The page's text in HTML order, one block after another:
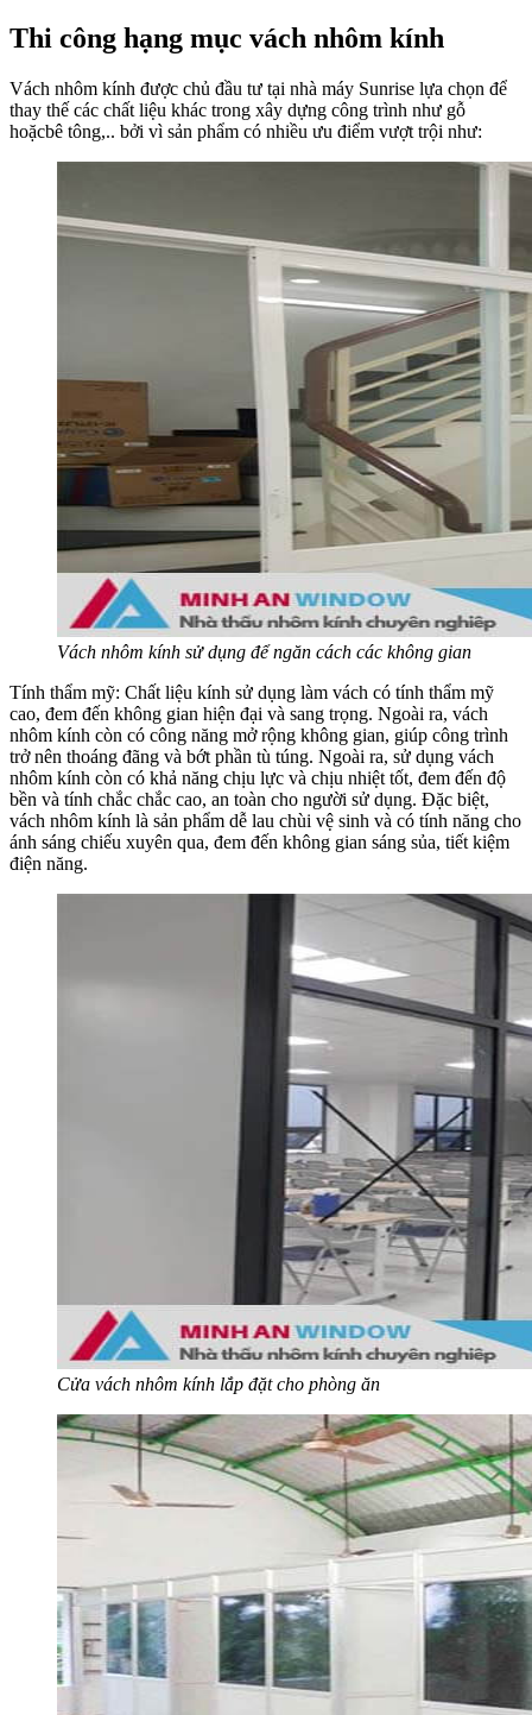
Thi công hạng mục vách nhôm kính
Vách nhôm kính được chủ đầu tư tại nhà máy Sunrise lựa chọn để
thay thế các chất liệu khác trong xây dựng công trình như gỗ
hoặcbê tông,.. bởi vì sản phẩm có nhiều ưu điểm vượt trội như:
Vách nhôm kính sử dụng để ngăn cách các không gian
Tính thẩm mỹ: Chất liệu kính sử dụng làm vách có tính thẩm mỹ
cao, đem đến không gian hiện đại và sang trọng. Ngoài ra, vách
nhôm kính còn có công năng mở rộng không gian, giúp công trình
trở nên thoáng đãng và bớt phần tù túng. Ngoài ra, sử dụng vách
nhôm kính còn có khả năng chịu lực và chịu nhiệt tốt, đem đến độ
bền và tính chắc chắc cao, an toàn cho người sử dụng. Đặc biệt,
vách nhôm kính là sản phẩm dễ lau chùi vệ sinh và có tính năng cho
ánh sáng chiếu xuyên qua, đem đến không gian sáng sủa, tiết kiệm
điện năng.
Cửa vách nhôm kính lắp đặt cho phòng ăn